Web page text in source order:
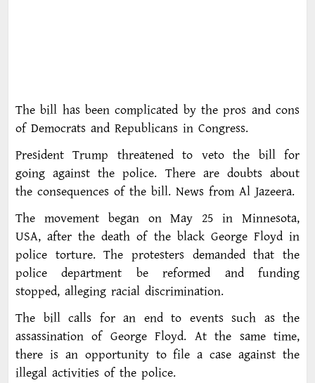
The bill has been complicated by the pros and cons
of Democrats and Republicans in Congress.
President Trump threatened to veto the bill for
going against the police. There are doubts about
the consequences of the bill. News from Al Jazeera.
The movement began on May 25 in Minnesota,
USA, after the death of the black George Floyd in
police torture. The protesters demanded that the
police department be reformed and funding
stopped, alleging racial discrimination.
The bill calls for an end to events such as the
assassination of George Floyd. At the same time,
there is an opportunity to file a case against the
illegal activities of the police.